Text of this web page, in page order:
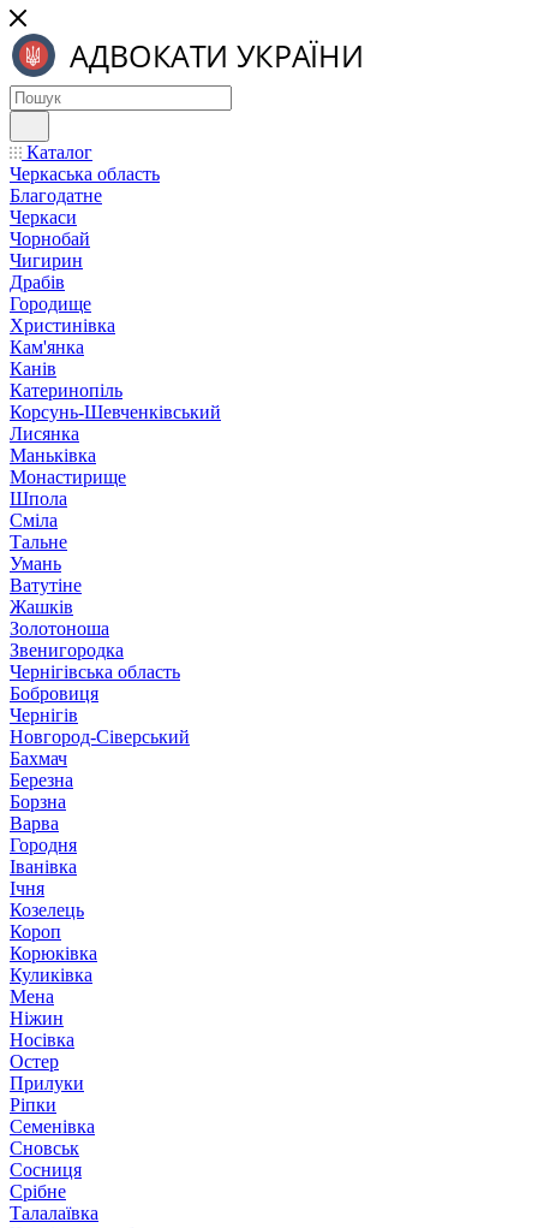
Каталог
Черкаська область
Благодатне
Черкаси
Чорнобай
Чигирин
Драбів
Городище
Христинівка
Кам'янка
Канів
Катеринопіль
Корсунь-Шевченківський
Лисянка
Маньківка
Монастирище
Шпола
Сміла
Тальне
Умань
Ватутіне
Жашків
Золотоноша
Звенигородка
Чернігівська область
Бобровиця
Чернігів
Новгород-Сіверський
Бахмач
Березна
Борзна
Варва
Городня
Іванівка
Ічня
Козелець
Короп
Корюківка
Куликівка
Мена
Ніжин
Носівка
Остер
Прилуки
Ріпки
Семенівка
Сновськ
Сосниця
Срібне
Талалаївка